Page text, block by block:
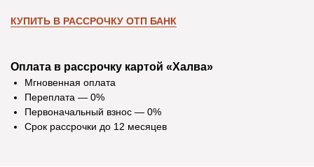
КУПИТЬ В РАССРОЧКУ ОТП БАНК
Оплата в рассрочку картой «Халва»
Мгновенная оплата
Переплата — 0%
Первоначальный взнос — 0%
Срок рассрочки до 12 месяцев
Отзывы